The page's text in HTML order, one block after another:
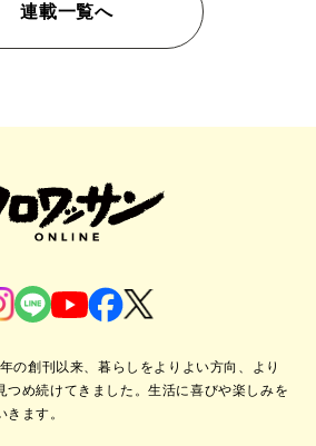
連載一覧へ
の創刊以来、暮らしをよりよい方向、より
つめ続けてきました。生活に喜びや楽しみを
ます。